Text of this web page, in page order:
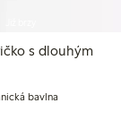
s dlouhým
Kč
bavlna